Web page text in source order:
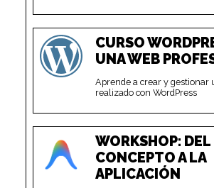
CURSO
UNA WEB
Aprende a crear y gestionar
realizado con WordPress
WORKSHOP: DEL
CONCEPTO A LA
APLICACIÓN